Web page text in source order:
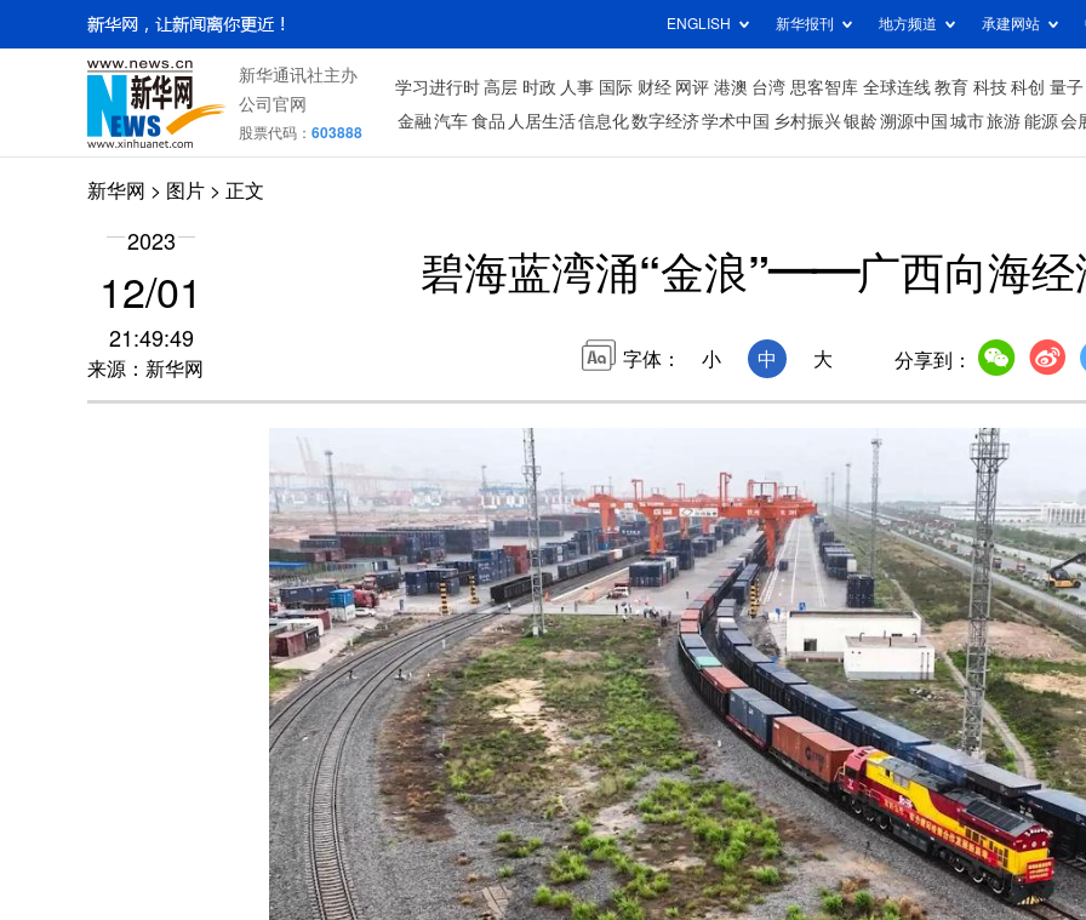
ENGLISH 新华报刊 地方频道 承建网站
新华通讯社主办
公司官网
股票代码： 603888
学习进行时 高层 时政 人事 国际 财经 网评 港澳 台湾 思客智库 全球连线 教育 科技 科创 量子
金融 汽车 食品 人居生活信息化数字经济学术中国 乡村振兴银龄溯源中国 城市旅游 能源 会
新华网 > 图片 > 正文
2023
12/01
21:49:49
来源：新华网
碧海蓝湾涌“金浪”——广西向海经
字体： 小 中 大 分享到：